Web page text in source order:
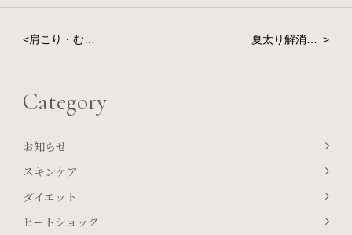
<肩こり・むく
トリートメン
トの魅力
夏太り解消！
>
Category
お知らせ
スキンケア
ダイエット
ヒートショック